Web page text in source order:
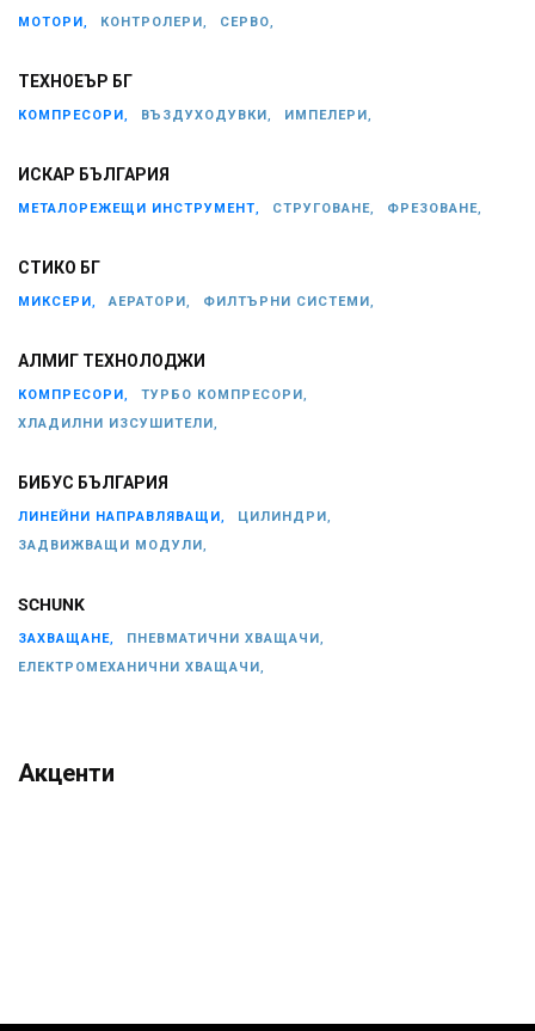
МОТОРИ, КОНТРОЛЕРИ, СЕРВО,
ТЕХНОЕЪР БГ
КОМПРЕСОРИ, ВЪЗДУХОДУВКИ, ИМПЕЛЕРИ,
ИСКАР БЪЛГАРИЯ
МЕТАЛОРЕЖЕЩИ ИНСТРУМЕНТ, СТРУГОВАНЕ, ФРЕЗОВАНЕ,
СТИКО БГ
МИКСЕРИ, АЕРАТОРИ, ФИЛТЪРНИ СИСТЕМИ,
АЛМИГ ТЕХНОЛОДЖИ
КОМПРЕСОРИ,
ТУРБО КОМПРЕСОРИ,
ХЛАДИЛНИ ИЗСУШИТЕЛИ,
БИБУС БЪЛГАРИЯ
ЛИНЕЙНИ НАПРАВЛЯВАЩИ,
ЦИЛИНДРИ,
ЗАДВИЖВАЩИ МОДУЛИ,
SCHUNK
ЗАХВАЩАНЕ,
ПНЕВМАТИЧНИ ХВАЩАЧИ,
ЕЛЕКТРОМЕХАНИЧНИ ХВАЩАЧИ,
Акценти